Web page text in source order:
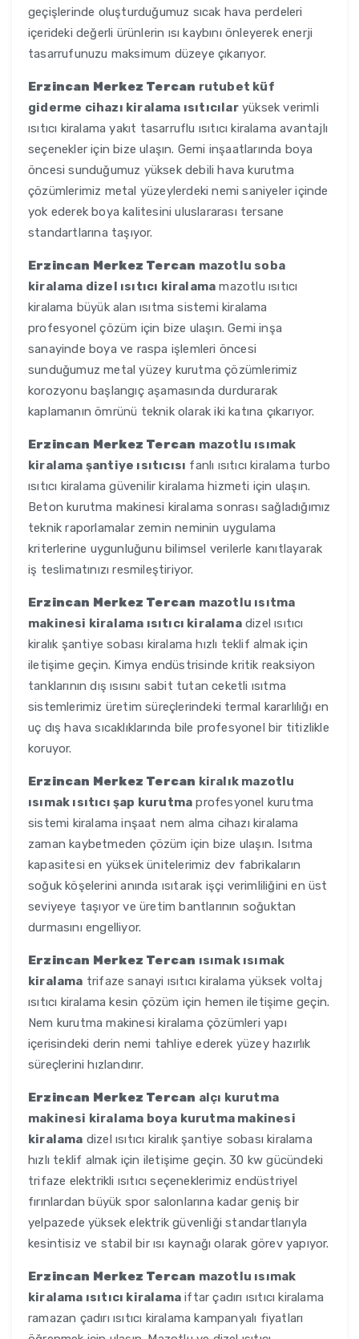
geçişlerinde oluşturduğumuz sıcak hava perdeleri
içerideki değerli ürünlerin ısı kaybını önleyerek enerji
tasarrufunuzu maksimum düzeye çıkarıyor.
Erzincan Merkez Tercan rutubet küf
giderme cihazı kiralama ısıtıcılaryüksek verimli
ısıtıcı kiralama yakıt tasarruflu ısıtıcı kiralama avantajlı
seçenekler için bize ulaşın. Gemi inşaatlarında boya
öncesi sunduğumuz yüksek debili hava kurutma
çözümlerimiz metal yüzeylerdeki nemi saniyeler içinde
yok ederek boya kalitesini uluslararası tersane
standartlarına taşıyor.
Erzincan Merkez Tercan mazotlu soba
kiralama dizel ısıtıcı kiralama mazotlu ısıtıcı
kiralama büyük alan ısıtma sistemi kiralama
profesyonel çözüm için bize ulaşın. Gemi inşa
sanayinde boya ve raspa işlemleri öncesi
sunduğumuz metal yüzey kurutma çözümlerimiz
korozyonu başlangıç aşamasında durdurarak
kaplamanın ömrünü teknik olarak iki katına çıkarıyor.
Erzincan Merkez Tercan mazotlu ısımak
kiralama şantiye ısıtıcısı fanlı ısıtıcı kiralama turbo
ısıtıcı kiralama güvenilir kiralama hizmeti için ulaşın.
Beton kurutma makinesi kiralama sonrası sağladığımız
teknik raporlamalar zemin neminin uygulama
kriterlerine uygunluğunu bilimsel verilerle kanıtlayarak
iş teslimatınızı resmileştiriyor.
Erzincan Merkez Tercan mazotlu ısıtma
makinesi kiralama ısıtıcı kiralamadizel ısıtıcı
kiralık şantiye sobası kiralama hızlı teklif almak için
iletişime geçin. Kimya endüstrisinde kritik reaksiyon
tanklarının dış ısısını sabit tutan ceketli ısıtma
sistemlerimiz üretim süreçlerindeki termal kararlılığı en
uç dış hava sıcaklıklarında bile profesyonel bir titizlikle
koruyor.
Erzincan Merkez Tercan kiralık mazotlu
ısımak ısıtıcı şap kurutma profesyonel kurutma
sistemi kiralama inşaat nem alma cihazı kiralama
zaman kaybetmeden çözüm için bize ulaşın. Isıtma
kapasitesi en yüksek ünitelerimiz dev fabrikaların
soğuk köşelerini anında ısıtarak işçi verimliliğini en üst
seviyeye taşıyor ve üretim bantlarının soğuktan
durmasını engelliyor.
Erzincan Merkez Tercan ısımak ısımak
kiralama trifaze sanayi ısıtıcı kiralama yüksek voltaj
ısıtıcı kiralama kesin çözüm için hemen iletişime geçin.
Nem kurutma makinesi kiralama çözümleri yapı
içerisindeki derin nemi tahliye ederek yüzey hazırlık
süreçlerini hızlandırır.
Erzincan Merkez Tercan alçı kurutma
makinesi kiralama boya kurutma makinesi
kiralama dizel ısıtıcı kiralık şantiye sobası kiralama
hızlı teklif almak için iletişime geçin. 30 kw gücündeki
trifaze elektrikli ısıtıcı seçeneklerimiz endüstriyel
fırınlardan büyük spor salonlarına kadar geniş bir
yelpazede yüksek elektrik güvenliği standartlarıyla
kesintisiz ve stabil bir ısı kaynağı olarak görev yapıyor.
Erzincan Merkez Tercan mazotlu ısımak
kiralama ısıtıcı kiralama iftar çadırı ısıtıcı kiralama
ramazan çadırı ısıtıcı kiralama kampanyalı fiyatları